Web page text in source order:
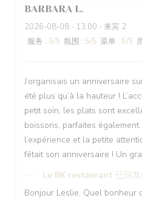
BARBARA L
2026-08-08 - 13:00 - 来宾 2
服务 : 5/5 氛围 : 5/5 菜单 : 5/5
J’organisais un anniversaire
été plus qu’à la hauteur !
petit soin, les plats sont
boissons, parfaites
l’expérience et la petite
fêtait son anniversaire ! Un
Le BK restaurant 已回
Bonjour Leslie, Quel bonheur